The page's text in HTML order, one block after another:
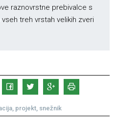
raznovrstne prebivalce s
treh vrstah velikih zveri
projekt snežnik